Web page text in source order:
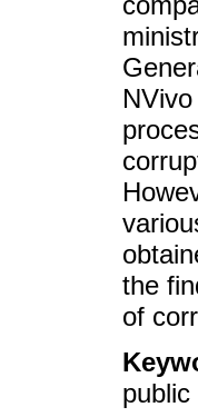
the
of